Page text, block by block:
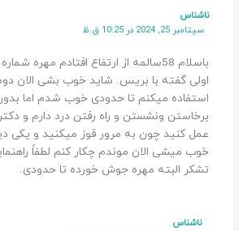
ناشناس
سپتامبر 25, 2024 در 10:25 ق.ظ
باسلام 58سالمه از ارتفاع افتادم
اولی گفته با بریس. شاید خوب بشی الان
استفاده میکنم تا حدودی خوب شدم اما
برخاستن ونشستن و راه رفتن درد دارم و
عمل کنید چون به مرور قوز میکنید و یکی
خوب میشی الان موندم چکار کنم لطفاً
تشکر البته مهره جوش خورده تا حدودی.
ناشناس